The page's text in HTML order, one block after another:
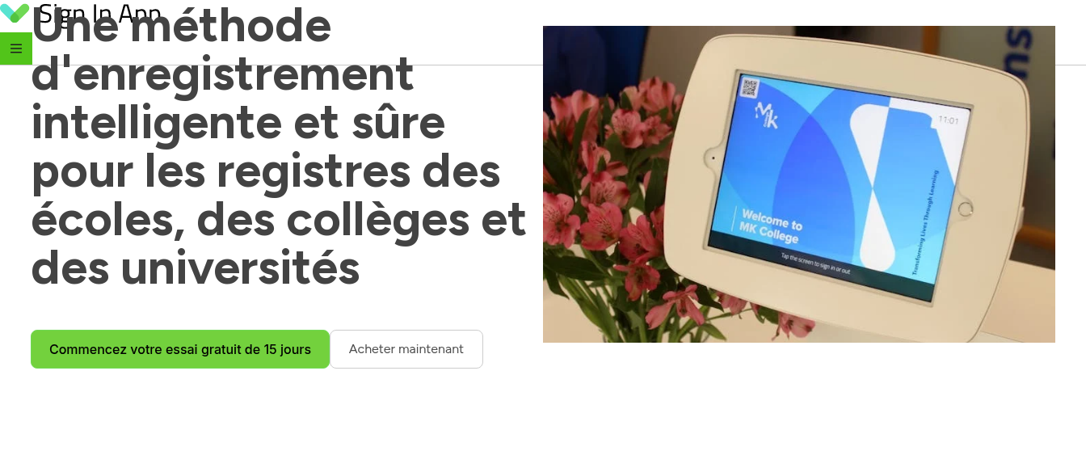
Skip to content
Une méthode
d'enregistrement
intelligente et sûre
pour les registres des
écoles, des collèges et
des universités